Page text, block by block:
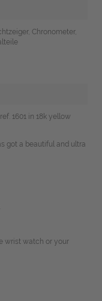
Chronometer,
1601 in 18k yellow
got a beautiful and ultra
wrist watch or your